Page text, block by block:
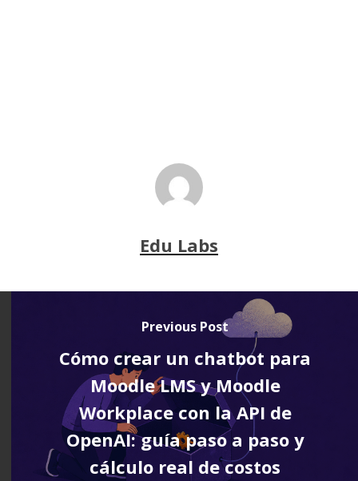
Edu Labs
Previous Post
Cómo crear un chatbot para
Moodle LMS y Moodle
Workplace con la API de
OpenAI: guía paso a paso y
cálculo real de costos